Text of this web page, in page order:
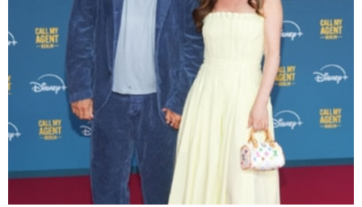
Abschnitt Einzelheiten fest.
Wir verwenden Cookies, um Inhalte und Anzeigen zu
personalisieren, Funktionen für soziale Medien anbieten
zu können und die Zugriffe auf unsere Website zu
analysieren. Außerdem geben wir Informationen zu Ihrer
Verwendung unserer Website an unsere Partner für
soziale Medien, Werbung und Analysen weiter. Unsere
Partner führen diese Informationen möglicherweise mit
weiteren Daten zusammen, die Sie ihnen bereitgestellt
haben oder die sie im Rahmen Ihrer Nutzung der Dienste